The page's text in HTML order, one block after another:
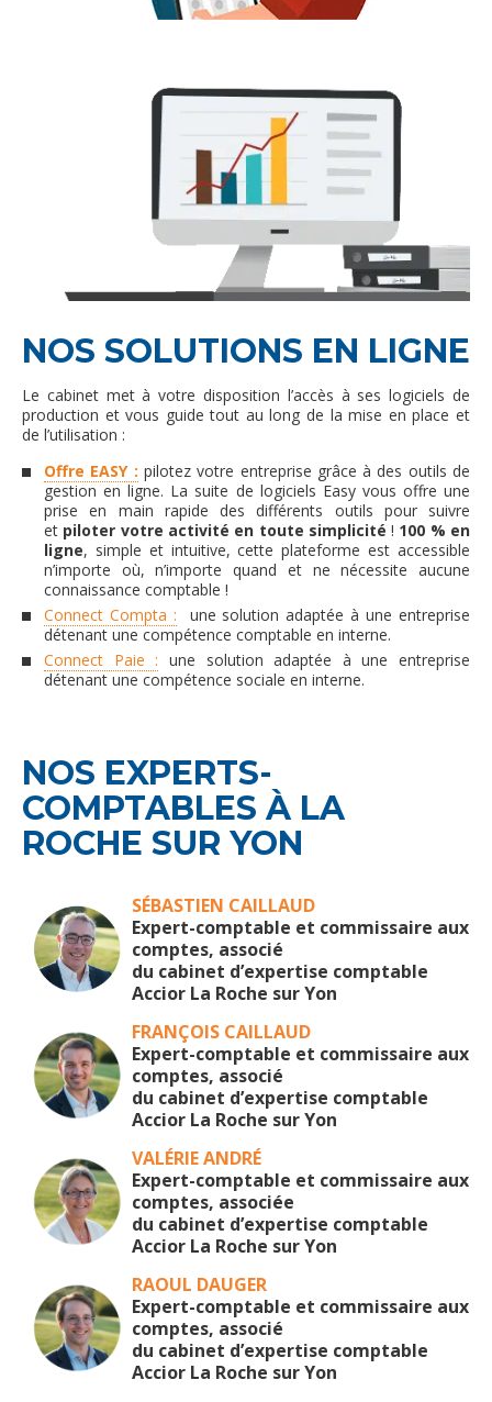
NOS SOLUTIONS EN LIGNE
Le cabinet met à votre disposition l’accès à ses logiciels de
production et vous guide tout au long de la mise en place et
de l’utilisation :
Offre EASY : pilotez votre entreprise grâce à des outils de
gestion en ligne. La suite de logiciels Easy vous offre une
prise en main rapide des différents outils pour suivre
et piloter votre activité en toute simplicité ! 100 % en
ligne, simple et intuitive, cette plateforme est accessible
n’importe où, n’importe quand et ne nécessite aucune
connaissance comptable !
Connect Compta : une solution adaptée à une entreprise
détenant une compétence comptable en interne.
Connect Paie : une solution adaptée à une entreprise
détenant une compétence sociale en interne.
NOS EXPERTS-
COMPTABLES À LA
ROCHE SUR YON
SÉBASTIEN CAILLAUD
Expert-comptable et commissaire aux
comptes, associé
du cabinet d’expertise comptable
Accior La Roche sur Yon
FRANÇOIS CAILLAUD
Expert-comptable et commissaire aux
comptes, associé
du cabinet d’expertise comptable
Accior La Roche sur Yon
VALÉRIE ANDRÉ
Expert-comptable et commissaire aux
comptes, associée
du cabinet d’expertise comptable
Accior La Roche sur Yon
RAOUL DAUGER
Expert-comptable et commissaire aux
comptes, associé
du cabinet d’expertise comptable
Accior La Roche sur Yon